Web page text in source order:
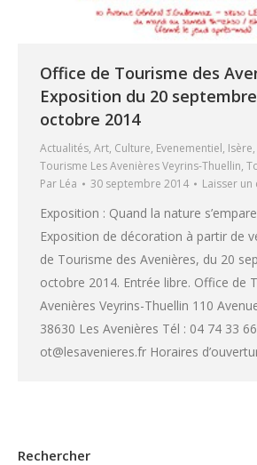
Office de Tourisme des
Exposition du 20
octobre 2014
Actualités, Art, Culture, Evenementiel, Isère,
Tourisme Les Avenières Veyrins-Thuellin,
Par Léa 30 septembre 2014 Laisser
Exposition : Quand la nature
Exposition de décoration à partir de
de Tourisme des Avenières, du 20
octobre 2014. Entrée libre. Office de
Avenières Veyrins-Thuellin 110
38630 Les Avenières Tél : 04 74 33
ot@lesavenieres.fr Horaires
Rechercher